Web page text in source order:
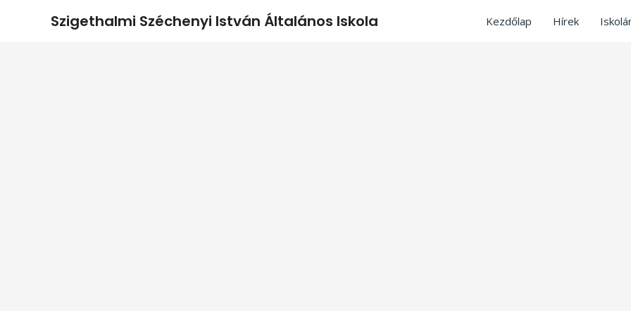
Szigethalmi Széchenyi István Általános Iskola Kezdőlap Hírek